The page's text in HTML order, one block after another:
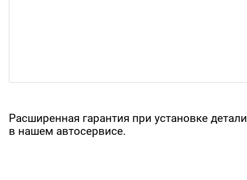
Расширенная гарантия при установке детали
в нашем автосервисе.